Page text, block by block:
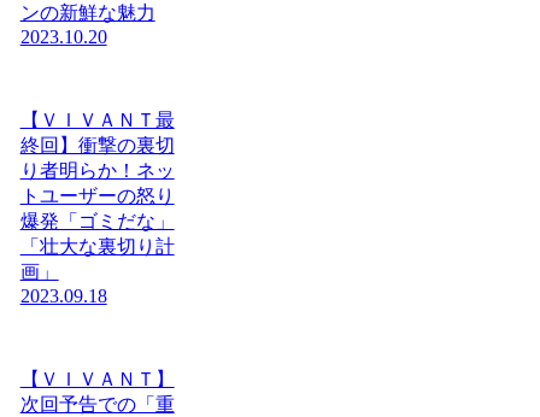
ンの新鮮な魅力
2023.10.20
【ＶＩＶＡＮＴ最
終回】衝撃の裏切
り者明らか！ネッ
トユーザーの怒り
爆発「ゴミだな」
「壮大な裏切り計
画」
2023.09.18
【ＶＩＶＡＮＴ】
次回予告での「重